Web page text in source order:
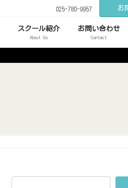
025-780-9957 お
スクール紹介
About Us
お問い合わせ
Contact